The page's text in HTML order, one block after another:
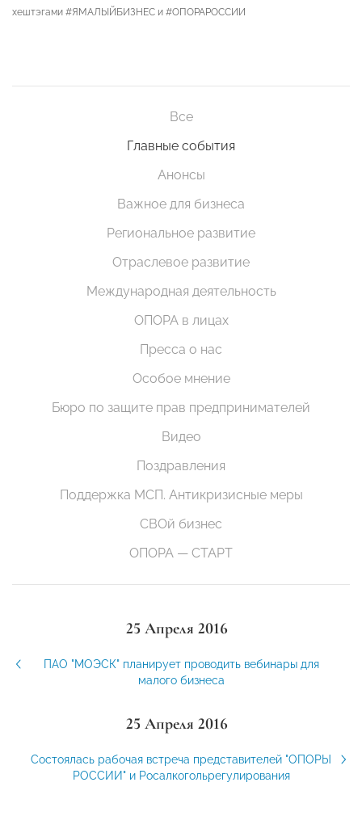
хештэгами #ЯМАЛЫЙБИЗНЕС и #ОПОРАРОССИИ
Все
Главные события
Анонсы
Важное для бизнеса
Региональное развитие
Отраслевое развитие
Международная деятельность
ОПОРА в лицах
Пресса о нас
Особое мнение
Бюро по защите прав предпринимателей
Видео
Поздравления
Поддержка МСП. Антикризисные меры
СВОй бизнес
ОПОРА — СТАРТ
25 Апреля 2016
ПАО "МОЭСК" планирует проводить вебинары для
малого бизнеса
25 Апреля 2016
Состоялась рабочая встреча представителей "ОПОРЫ
РОССИИ" и Росалкогольрегулирования